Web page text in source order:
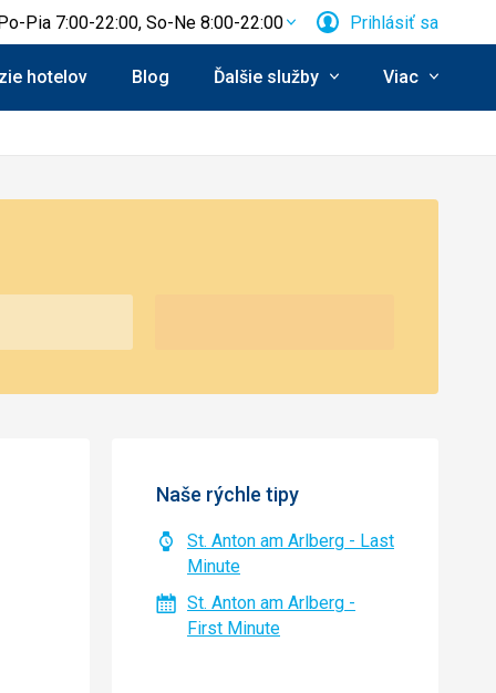
Pia 7:00-22:00, So-Ne 8:00-22:00 Prihlásiť sa
hotelov Blog Ďalšie služby Viac
Naše rýchle tipy
St. Anton am Arlberg - Last
Minute
St. Anton am Arlberg -
First Minute